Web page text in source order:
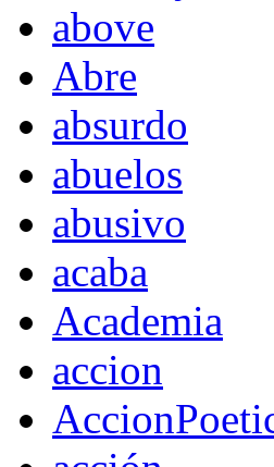
above
Abre
absurdo
abuelos
abusivo
acaba
Academia
accion